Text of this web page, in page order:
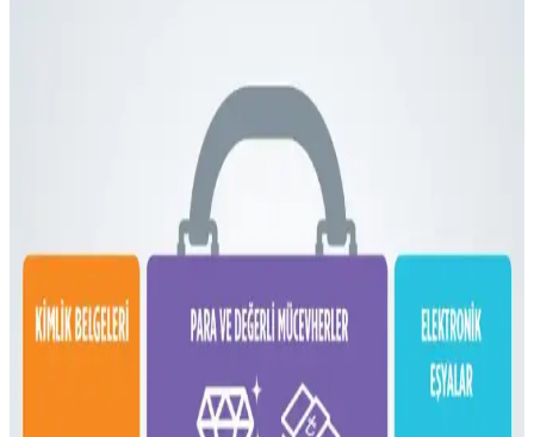
pratik paketleme ve taşınabilirlik sunar. Elektronik cihazlar,
kıyafetler ve kişisel eşyalar düzenli şekilde taşınabilir.
Dooney & Bourke Janine Çantası: Dayanıklı Deri
Tasarımı ve Piyasa Değeri Analizi
Dooney & Bourke Janine çantası, dayanıklı deri yapısı ve şık
tasarımıyla günlük kullanım ve seyahat için ideal. İkinci el
piyasasında uygun fiyatlı, manevi değeri yüksek bir seçenek sunar.
Çoklu Sırt Çantası Koleksiyonu ve Onebag Seyahat
Konseptinde Kullanım İncelemesi
Çeşitli sırt çantalarının kullanım alanları, özellikleri ve onebag
seyahat konseptindeki rolleri incelenerek, ideal çanta seçimi ve
fonksiyonellik dengesi üzerine kapsamlı bilgiler sunulmaktadır.